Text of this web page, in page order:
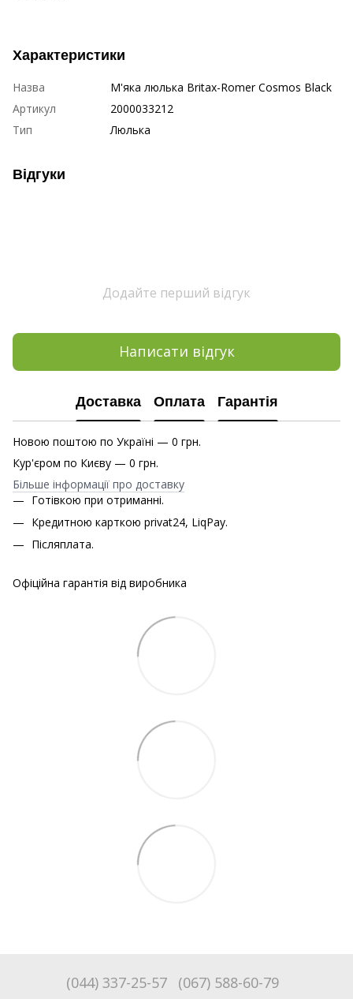
Характеристики
Назва
М'яка люлька Britax-Romer Cosmos Black
Артикул
2000033212
Тип
Люлька
Відгуки
Додайте перший відгук
Написати відгук
Доставка Оплата Гарантія
Новою поштою по Україні — 0 грн.
Кур'єром по Києву — 0 грн.
Більше інформації про доставку
Готівкою при отриманні.
Кредитною карткою privat24, LiqPay.
Післяплата.
Офіційна гарантія від виробника
(044) 337-25-57 (067) 588-60-79